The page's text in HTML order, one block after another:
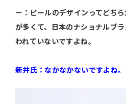
－：ビールのデザインってどち
が多くて、日本のナショナルブ
われていないですよね。
新井氏：なかなかないですよね。